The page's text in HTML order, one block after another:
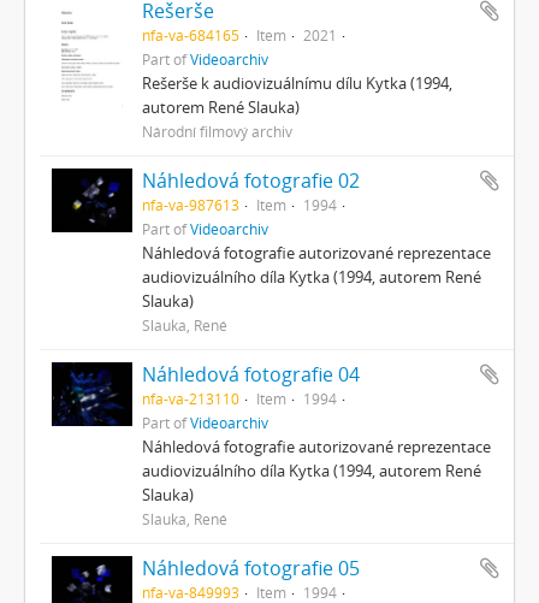
Rešerše
nfa-va-684165 Item
2021
Part ofVideoarchiv
Rešerše k audiovizuálnímu dílu Kytka (1994,
autorem René Slauka)
Národní filmový archiv
Náhledová fotografie 02
nfa-va-987613 Item
1994
Part ofVideoarchiv
Náhledová fotografie autorizované reprezentace
audiovizuálního díla Kytka (1994, autorem René
Slauka)
Slauka, René
Náhledová fotografie 04
nfa-va-213110 Item
1994
Part ofVideoarchiv
Náhledová fotografie autorizované reprezentace
audiovizuálního díla Kytka (1994, autorem René
Slauka)
Slauka, René
Náhledová fotografie 05
nfa-va-849993 Item
1994